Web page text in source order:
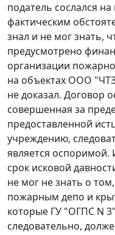
податель сослался
фактическим
знал и не мог знать,
предусмотрено
организации
на объектах ООО
не доказал. Договор
совершенная за
предоставленной
учреждению,
является
срок исковой
не мог не знать о
пожарным депо и
которые ГУ "ОГПС N
следовательно,